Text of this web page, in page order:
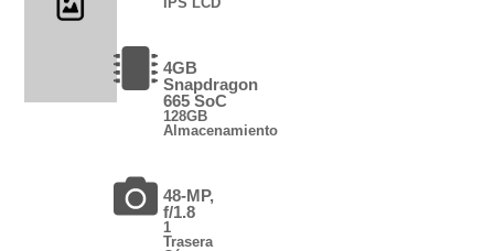
4GB
Snapdragon
665 SoC
128GB
Almacenamiento
48-MP,
f/1.8
1
Trasera